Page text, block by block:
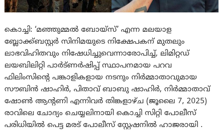
കൊച്ചി: ‘മഞ്ഞുമ്മല്‍ ബോയ്സ്’ എന്ന മലയാള
ബ്ലോക്ക്ബസ്റ്റര്‍ സിനിമയുടെ നിക്ഷേപകന് മുതലും
ലാഭവിഹിതവും നിഷേധിച്ചുവെന്നാരോപിച്ച്, ലിമിറ്റഡ്
ലയബിലിറ്റി പാർട്ണർഷിപ്പ് സ്ഥാപനമായ പറവ
ഫിലിംസിന്റെ പങ്കാളികളായ നടനും നിർമ്മാതാവുമായ
സൗബിൻ ഷാഹിർ, പിതാവ് ബാബു ഷാഹിർ, നിർമ്മാതാവ്
ഷോൺ ആന്റണി എന്നിവർ തിങ്കളാഴ്ച (ജൂലൈ 7, 2025)
രാവിലെ ചോദ്യം ചെയ്യലിനായി കൊച്ചി സിറ്റി പോലീസ്
പരിധിയില്‍ പെട്ട മരട് പോലീസ് സ്റ്റേഷനില്‍ ഹാജരായി .